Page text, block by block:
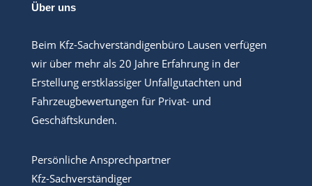
Über uns
Beim Kfz-Sachverständigenbüro Lausen verfügen
wir über mehr als 20 Jahre Erfahrung in der
Erstellung erstklassiger Unfallgutachten und
Fahrzeugbewertungen für Privat- und
Geschäftskunden.
Persönliche Ansprechpartner
Kfz-Sachverständiger